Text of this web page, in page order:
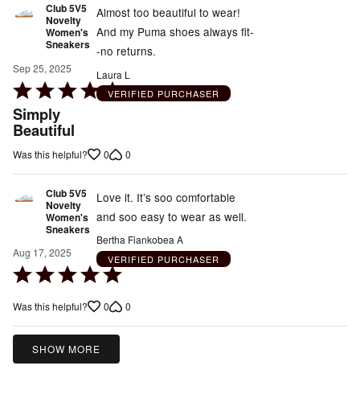
Club 5V5
Novelty
Women's
Sneakers
Sep 25, 2025
Rated
5
out
Simply
Beautiful
Almost too beautiful to wear!
And my Puma shoes always fit-
-no returns.
Laura L
VERIFIED PURCHASER
Was this helpful? 0 0
Club 5V5
Novelty
Women's
Sneakers
Aug 17, 2025
Rated
out
of
Love it. It’s soo comfortable
and soo easy to wear as well.
Bertha Fiankobea A
VERIFIED PURCHASER
Was this helpful? 0 0
SHOW MORE